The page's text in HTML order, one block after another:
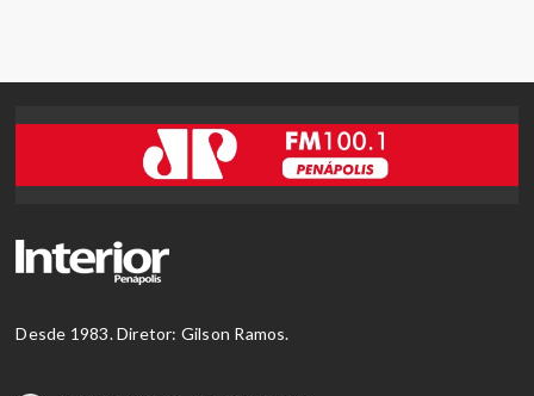
Desde 1983. Diretor: Gilson Ramos.